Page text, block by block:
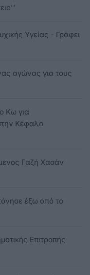
Υγείας - Γράφει
αγώνας για τους
Κω για
Κέφαλο
Γαζή Χασάν
έξω από το
Επιτροπής